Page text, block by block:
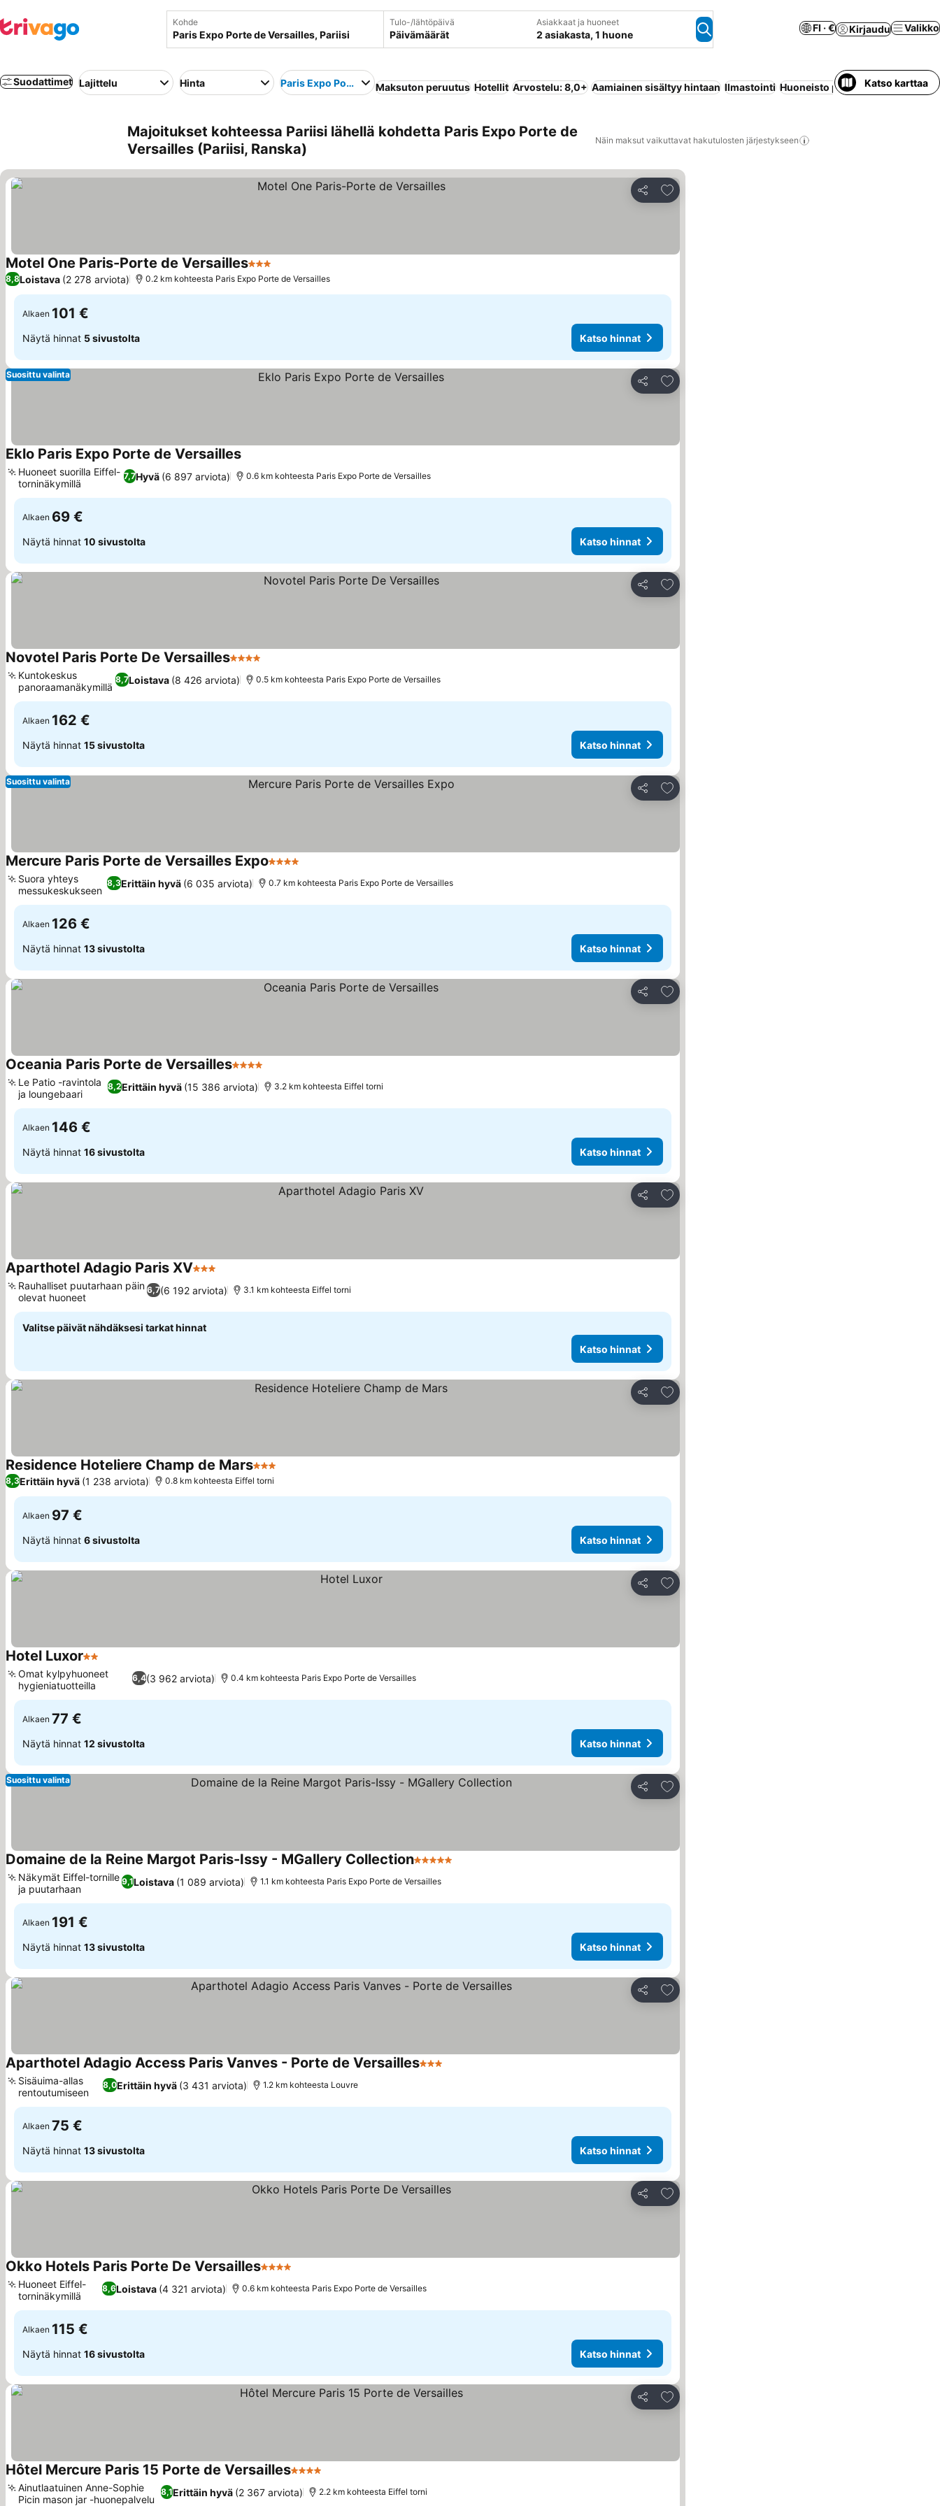
Kohde Tulo-/lähtöpäivä
Päivämäärät
Asiakkaat ja huoneet
2 asiakasta, 1 huone
FI · € Kirjaudu Valikko
Suodattimet Lajittelu Hinta Paris Expo Porte de VersaillesMaksuton peruutus Hotellit Arvostelu: 8,0+ Aamiainen sisältyy hintaan Ilmastointi Huoneisto palveluilla Pysäköinti
Katso karttaa
Majoitukset kohteessa Pariisi lähellä kohdetta Paris Expo Porte de
Versailles (Pariisi, Ranska)
Näin maksut vaikuttavat hakutulosten järjestykseen
Jaa
Lisää suosikkeihin
Motel One Paris-Porte de Versailles3 Tähtiluokitus
8,8Loistava (2 278 arviota) 0.2 km kohteesta Paris Expo Porte de Versailles
Alkaen 101 €
Näytä hinnat 5 sivustolta Katso hinnat
Jaa
Lisää suosikkeihin
Suosittu valinta
Eklo Paris Expo Porte de VersaillesKatso hinnat
7,7Hyvä (6 897 arviota)
Huoneet suorilla Eiffel-
torninäkymillä
0.6 km kohteesta Paris Expo Porte de Versailles
Alkaen 69 €
Näytä hinnat 10 sivustolta Katso hinnat
Jaa
Lisää suosikkeihin
Novotel Paris Porte De Versailles4 Tähtiluokitus
8,7Loistava (8 426 arviota)
Kuntokeskus
panoraamanäkymillä
0.5 km kohteesta Paris Expo Porte de Versailles
Alkaen 162 €
Näytä hinnat 15 sivustolta Katso hinnat
Jaa
Lisää suosikkeihin
Suosittu valinta
Mercure Paris Porte de Versailles Expo4 Tähtiluokitus
8,3Erittäin hyvä (6 035 arviota)
Suora yhteys
messukeskukseen
0.7 km kohteesta Paris Expo Porte de Versailles
Alkaen 126 €
Näytä hinnat 13 sivustolta Katso hinnat
Jaa
Lisää suosikkeihin
Oceania Paris Porte de Versailles4 Tähtiluokitus
8,2Erittäin hyvä (15 386 arviota)
Le Patio -ravintola
ja loungebaari
3.2 km kohteesta Eiffel torni
Alkaen 146 €
Näytä hinnat 16 sivustolta Katso hinnat
Jaa
Lisää suosikkeihin
Aparthotel Adagio Paris XV3 Tähtiluokitus
6,7(6 192 arviota)
Rauhalliset puutarhaan päin
olevat huoneet
3.1 km kohteesta Eiffel torni
Valitse päivät nähdäksesi tarkat hinnat
Katso hinnat
Jaa
Lisää suosikkeihin
Residence Hoteliere Champ de Mars3 Tähtiluokitus
8,3Erittäin hyvä (1 238 arviota) 0.8 km kohteesta Eiffel torni
Alkaen 97 €
Näytä hinnat 6 sivustolta Katso hinnat
Jaa
Lisää suosikkeihin
Hotel Luxor2 Tähtiluokitus
6,4(3 962 arviota)
Omat kylpyhuoneet
hygieniatuotteilla
0.4 km kohteesta Paris Expo Porte de Versailles
Alkaen 77 €
Näytä hinnat 12 sivustolta Katso hinnat
Jaa
Lisää suosikkeihin
Suosittu valinta
Domaine de la Reine Margot Paris-Issy - MGallery Collection5 Tähtiluokitus
9,1Loistava (1 089 arviota)
Näkymät Eiffel-tornille
ja puutarhaan
1.1 km kohteesta Paris Expo Porte de Versailles
Alkaen 191 €
Näytä hinnat 13 sivustolta Katso hinnat
Jaa
Lisää suosikkeihin
Aparthotel Adagio Access Paris Vanves - Porte de Versailles3 Tähtiluokitus
8,0Erittäin hyvä (3 431 arviota)
Sisäuima-allas
rentoutumiseen
1.2 km kohteesta Louvre
Alkaen 75 €
Näytä hinnat 13 sivustolta Katso hinnat
Jaa
Lisää suosikkeihin
Okko Hotels Paris Porte De Versailles4 Tähtiluokitus
8,6Loistava (4 321 arviota)
Huoneet Eiffel-
torninäkymillä
0.6 km kohteesta Paris Expo Porte de Versailles
Alkaen 115 €
Näytä hinnat 16 sivustolta Katso hinnat
Jaa
Lisää suosikkeihin
Hôtel Mercure Paris 15 Porte de Versailles4 Tähtiluokitus
8,1Erittäin hyvä (2 367 arviota)
Ainutlaatuinen Anne-Sophie
Picin mason jar -huonepalvelu
2.2 km kohteesta Eiffel torni